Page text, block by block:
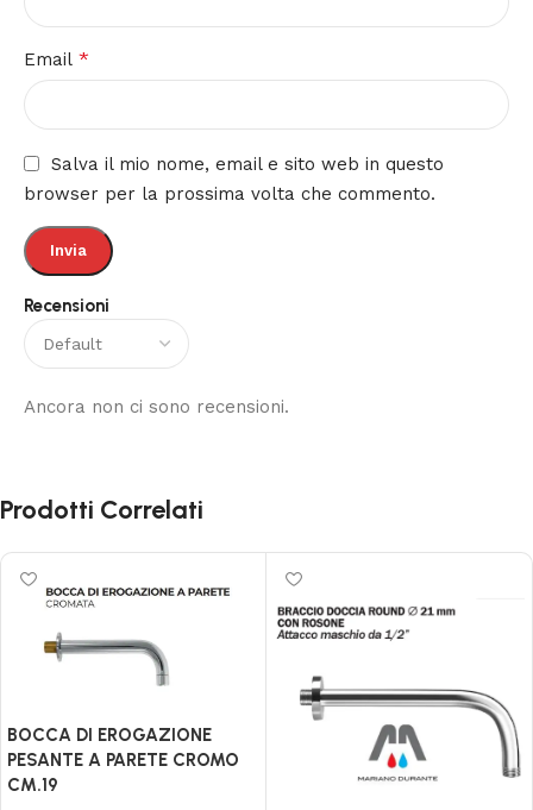
Recensioni
Ancora non ci sono recensioni.
Email *
Salva il mio nome, email e sito web in questo
browser per la prossima volta che commento.
Prodotti Correlati
BOCCA DI EROGAZIONE
PESANTE A PARETE CROMO
CM.19